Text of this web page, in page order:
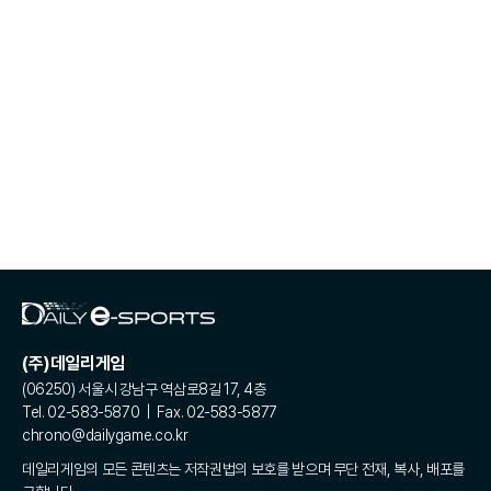
(주)데일리게임
(06250) 서울시 강남구 역삼로8길 17, 4층
Tel. 02-583-5870 | Fax. 02-583-5877
chrono@dailygame.co.kr
데일리게임의 모든 콘텐츠는 저작권법의 보호를 받으며 무단 전재, 복사, 배포를